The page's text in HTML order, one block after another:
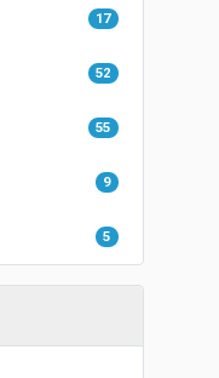
17
52
55
9
5